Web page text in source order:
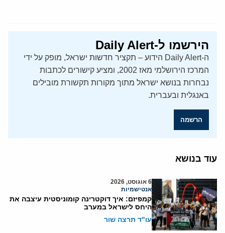
הירשמו ל-Daily Alert
ה-Daily Alert הידוע – תקציר חדשות ישראל, מופק על ידי
המרכז הירושלמי מאז 2002, ומציע קישורים לכתבות
נבחרות בנושא ישראל מתוך מקורות תקשורת מובילים
באנגלית ובעברית.
הרשמה
עוד בנושא
6 אוגוסט, 2026
אנטישמיות
קמפיזם: איך דוקטרינה קומוניסטית עיצבה את
היחס לישראל במערב
עו"ד תרצה שור